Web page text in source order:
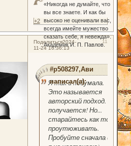
«Никогда не думайте, что
вы все знаете. И как бы
высоко не оценивали вас,
всегда имейте мужество
сказать себе, я невежда».
Академик И. П. Павлов.
+2
Поделиться 11
2024-
11-24 16:36:13
#p508297,Ави
написал(а):
Я так и подумала.
Это называется
авторский подход. И
получается! Но...
старайтесь как то
проутюживать.
Пробуйте сначала (